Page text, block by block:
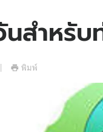
สถิติหวย
สำหรั
พิมพ์